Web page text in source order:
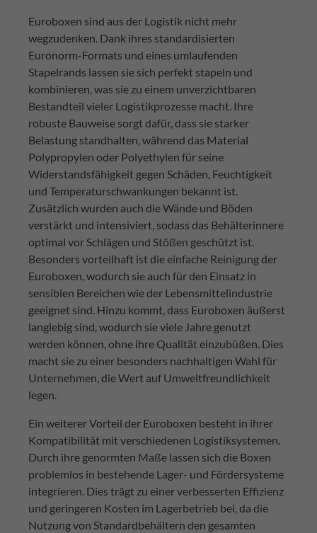
Euroboxen sind aus der Logistik nicht mehr
wegzudenken. Dank ihres standardisierten
Euronorm-Formats und eines umlaufenden
Stapelrands lassen sie sich perfekt stapeln und
kombinieren, was sie zu einem unverzichtbaren
Bestandteil vieler Logistikprozesse macht. Ihre
robuste Bauweise sorgt dafür, dass sie starker
Belastung standhalten, während das Material
Polypropylen oder Polyethylen für seine
Widerstandsfähigkeit gegen Schäden, Feuchtigkeit
und Temperaturschwankungen bekannt ist.
Zusätzlich wurden auch die Wände und Böden
verstärkt und intensiviert, sodass das Behälterinnere
optimal vor Schlägen und Stößen geschützt ist.
Besonders vorteilhaft ist die einfache Reinigung der
Euroboxen, wodurch sie auch für den Einsatz in
sensiblen Bereichen wie der Lebensmittelindustrie
geeignet sind. Hinzu kommt, dass Euroboxen äußerst
langlebig sind, wodurch sie viele Jahre genutzt
werden können, ohne ihre Qualität einzubüßen. Dies
macht sie zu einer besonders nachhaltigen Wahl für
Unternehmen, die Wert auf Umweltfreundlichkeit
legen.
Ein weiterer Vorteil der Euroboxen besteht in ihrer
Kompatibilität mit verschiedenen Logistiksystemen.
Durch ihre genormten Maße lassen sich die Boxen
problemlos in bestehende Lager- und Fördersysteme
integrieren. Dies trägt zu einer verbesserten Effizienz
und geringeren Kosten im Lagerbetrieb bei, da die
Nutzung von Standardbehältern den gesamten